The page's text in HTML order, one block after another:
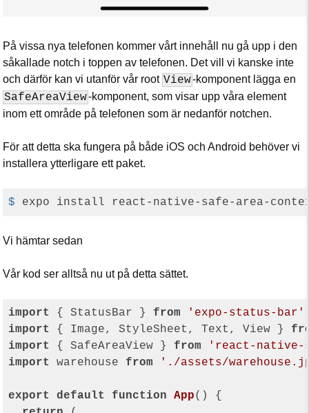
På vissa nya telefonen kommer vårt innehåll nu gå upp i den
såkallade notch i toppen av telefonen. Det vill vi kanske inte
och därför kan vi utanför vår root View-komponent lägga en
SafeAreaView-komponent, som visar upp våra element
inom ett område på telefonen som är nedanför notchen.
För att detta ska fungera på både iOS och Android behöver vi
installera ytterligare ett paket.
$ expo install react-native-safe-area-
Vi hämtar sedan
Vår kod ser alltså nu ut på detta sättet.
import { StatusBar } from
'expo-status-bar'
import
{ Image, StyleSheet, Text, View }
import
{ SafeAreaView } from
'react-native-
import
warehouse from './assets/
export default function App( ) {